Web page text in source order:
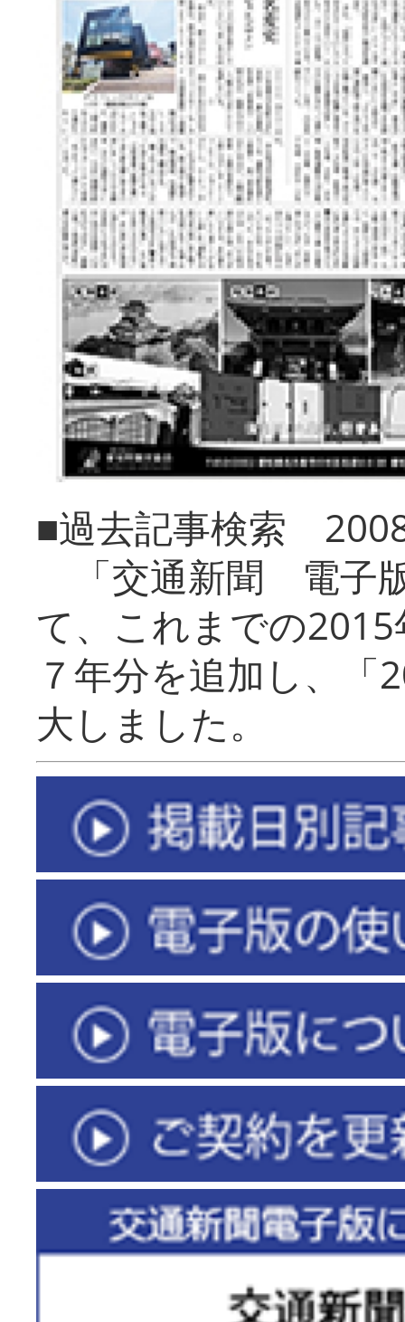
■過去記事検索
「交通新聞 電子
て、これまでの
７年分を追加し、「
大しまし